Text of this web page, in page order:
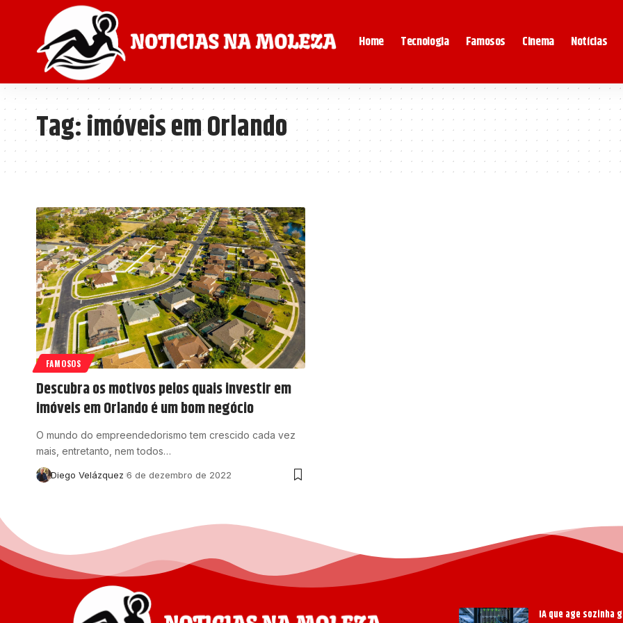
Home Tecnologia Famosos Cinema Notícias
Tag:imóveis em Orlando
FAMOSOS
Descubra os motivos pelos quais investir em
imóveis em Orlando é um bom negócio
O mundo do empreendedorismo tem crescido cada vez
mais, entretanto, nem todos…
Diego Velázquez 6 de dezembro de 2022
IA que age sozinha